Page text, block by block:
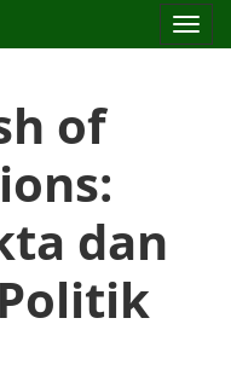
Toggle
of
dan